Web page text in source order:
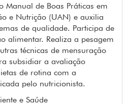
Manual de Boas Práticas em
e Nutrição (UAN) e auxilia
de qualidade. Participa de
alimentar. Realiza a pesagem
técnicas de mensuração
subsidiar a avaliação
de rotina com a
pelo nutricionista.
e Saúde